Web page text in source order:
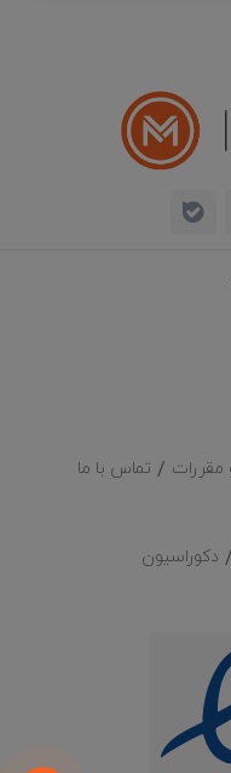
مقررات تماس با ما
دکوراسیون